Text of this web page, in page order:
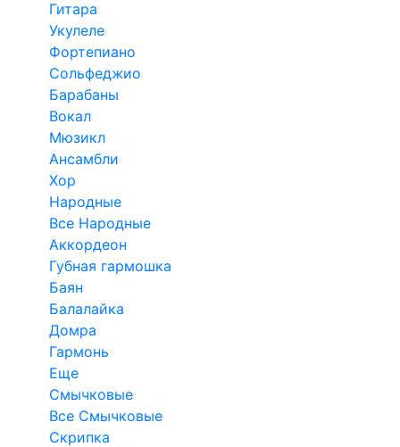
Гитара
Укулеле
Фортепиано
Сольфеджио
Барабаны
Вокал
Мюзикл
Ансамбли
Хор
Народные
Все Народные
Аккордеон
Губная гармошка
Баян
Балалайка
Домра
Гармонь
Еще
Смычковые
Все Смычковые
Скрипка